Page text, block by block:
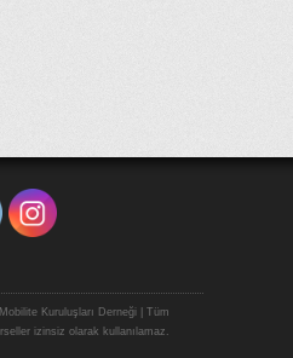
Kuruluşları Derneği | Tüm
izinsiz olarak kullanılamaz.